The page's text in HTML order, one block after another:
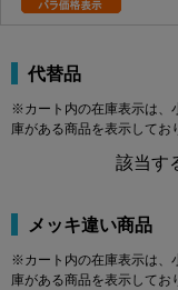
代替品
※カート内の在庫表示は、
庫がある商品を表示してお
該当す
メッキ違い商品
※カート内の在庫表示は、
庫がある商品を表示してお